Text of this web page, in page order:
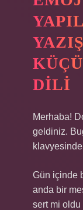
DILI
Merhaba!
geldiniz.
klavyesinde
Gün içinde
anda bir
sert mi